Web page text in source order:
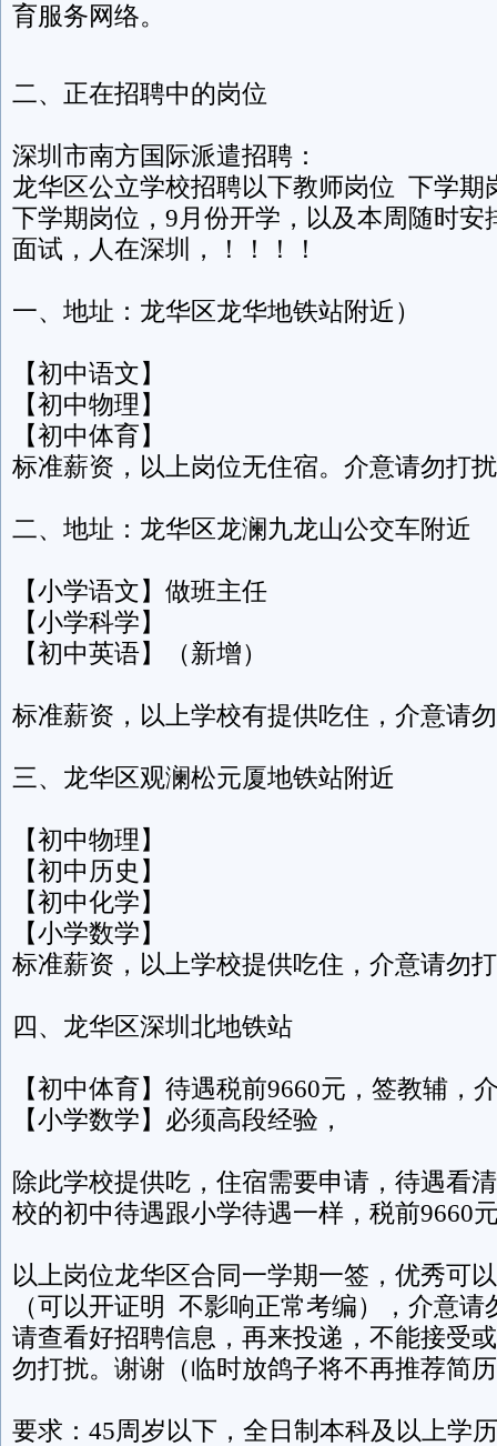
育服务网络。
二、正在招聘中的岗位
深圳市南方国际派遣招聘：
龙华区公立学校招聘以下教师岗位 下学期
下学期岗位，9月份开学，以及本周随时安
面试，人在深圳，！！！！
一、地址：龙华区龙华地铁站附近）
【初中语文】
【初中物理】
【初中体育】
标准薪资，以上岗位无住宿。介意请勿打
二、地址：龙华区龙澜九龙山公交车附近
【小学语文】做班主任
【小学科学】
【初中英语】（新增）
标准薪资，以上学校有提供吃住，介意请
三、龙华区观澜松元厦地铁站附近
【初中物理】
【初中历史】
【初中化学】
【小学数学】
标准薪资，以上学校提供吃住，介意请勿
四、龙华区深圳北地铁站
【初中体育】待遇税前9660元，签教辅，
【小学数学】必须高段经验，
除此学校提供吃，住宿需要申请，待遇看
校的初中待遇跟小学待遇一样，税前9660
以上岗位龙华区合同一学期一签，优秀可
（可以开证明 不影响正常考编），介意请
请查看好招聘信息，再来投递，不能接受
勿打扰。谢谢（临时放鸽子将不再推荐简
要求：45周岁以下，全日制本科及以上学